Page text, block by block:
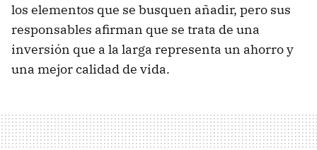
los elementos que se busquen añadir, pero sus
responsables afirman que se trata de una
inversión que a la larga representa un ahorro y
una mejor calidad de vida.